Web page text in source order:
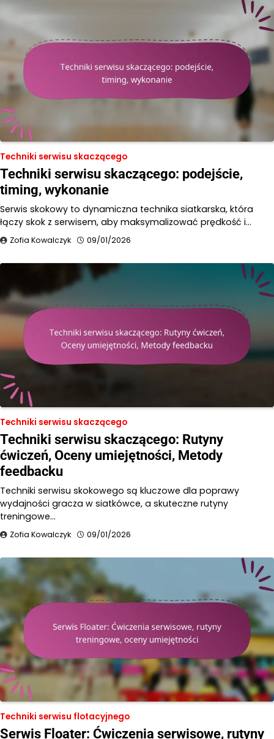
Techniki serwisu skaczącego
Techniki serwisu skaczącego: podejście,
timing, wykonanie
Serwis skokowy to dynamiczna technika siatkarska, która
łączy skok z serwisem, aby maksymalizować prędkość i…
Zofia Kowalczyk 09/01/2026
Techniki serwisu skaczącego
Techniki serwisu skaczącego: Rutyny
ćwiczeń, Oceny umiejętności, Metody
feedbacku
Techniki serwisu skokowego są kluczowe dla poprawy
wydajności gracza w siatkówce, a skuteczne rutyny
treningowe…
Zofia Kowalczyk 09/01/2026
Techniki serwisu flotacyjnego
Serwis Floater: Ćwiczenia serwisowe, rutyny